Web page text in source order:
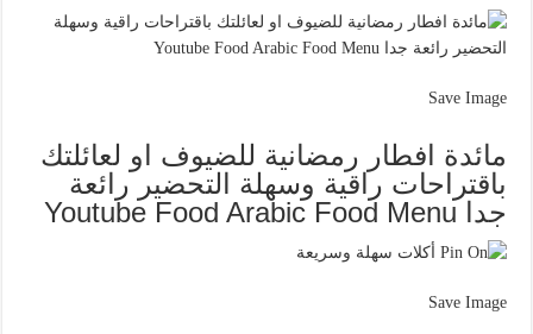
Save Image
مائدة افطار رمضانية للضيوف او لعائلتك
باقتراحات راقية وسهلة التحضير رائعة
جدا Youtube Food Arabic Food Menu
Save Image